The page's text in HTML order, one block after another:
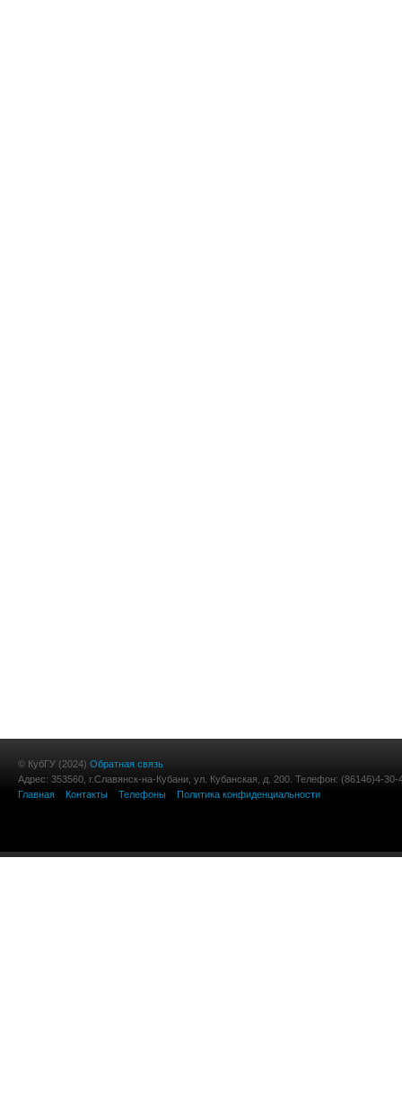
© КубГУ (2024) Обратная связь
Адрес: 353560, г.Славянск-на-Кубани, ул. Кубанская, д. 200. Телефон: (86146)4-30-
Главная
Контакты Телефоны Политика конфиденциальности